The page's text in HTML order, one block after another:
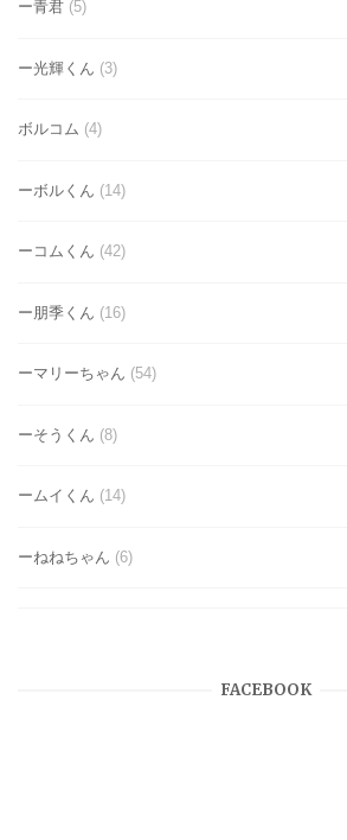
ー青君 (5)
ー光輝くん (3)
ボルコム (4)
ーボルくん (14)
ーコムくん (42)
ー朋季くん (16)
ーマリーちゃん (54)
ーそうくん (8)
ームイくん (14)
ーねねちゃん (6)
FACEBOOK